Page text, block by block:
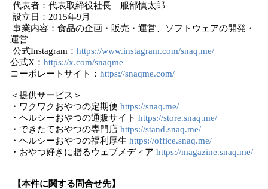
代表者：代表取締役社長 服部慎太郎
設立日：2015年9月
事業内容：食品の企画・販売・運営、ソフトウェアの開発・
運営
公式Instagram： https://www.instagram.com/snaq.me/
公式X： https://x.com/snaqme
コーポレートサイト： https://snaqme.com/
＜提供サービス＞
・ワクワクおやつの定期便 https://snaq.me/
・ヘルシーおやつの通販サイト https://store.snaq.me/
・できたておやつの専門店 https://stand.snaq.me/
・ヘルシーおやつの福利厚生 https://office.snaq.me/
・おやつ好きに贈るウェブメディア https://magazine.snaq.me/
【本件に関する問合せ先】